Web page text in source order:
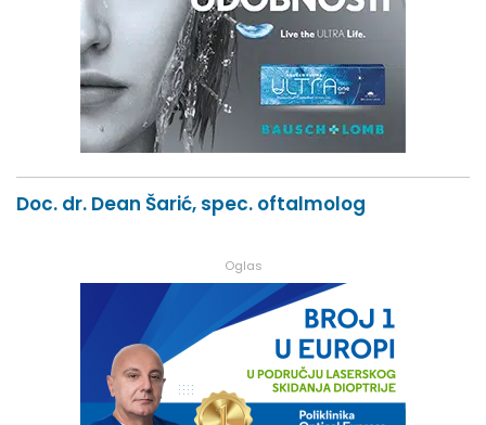
Doc. dr. Dean Šarić, spec. oftalmolog
Oglas